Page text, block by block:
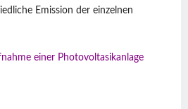
Emission der einzelnen